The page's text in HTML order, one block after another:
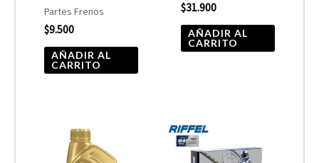
Partes Frenos
$9.500
AÑADIR AL
CARRITO
$31.900
AÑADIR AL
CARRITO